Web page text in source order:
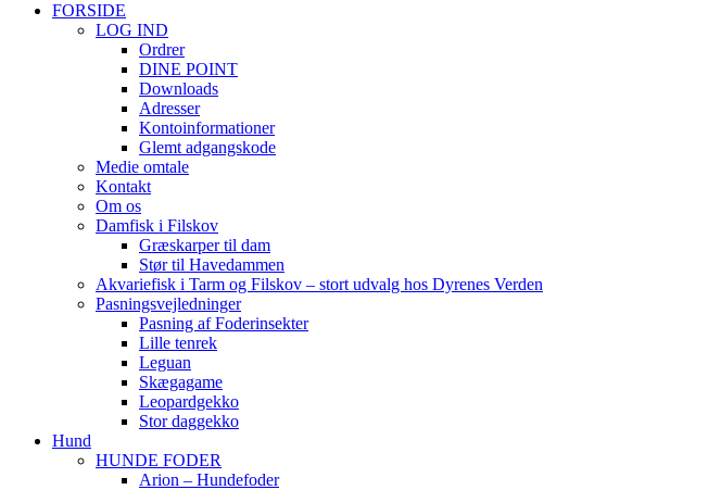
FORSIDE
LOG IND
Ordrer
DINE POINT
Downloads
Adresser
Kontoinformationer
Glemt adgangskode
Medie omtale
Kontakt
Om os
Damfisk i Filskov
Græskarper til dam
Stør til Havedammen
Akvariefisk i Tarm og Filskov – stort udvalg hos Dyrenes Verden
Pasningsvejledninger
Pasning af Foderinsekter
Lille tenrek
Leguan
Skægagame
Leopardgekko
Stor daggekko
Hund
HUNDE FODER
Arion – Hundefoder